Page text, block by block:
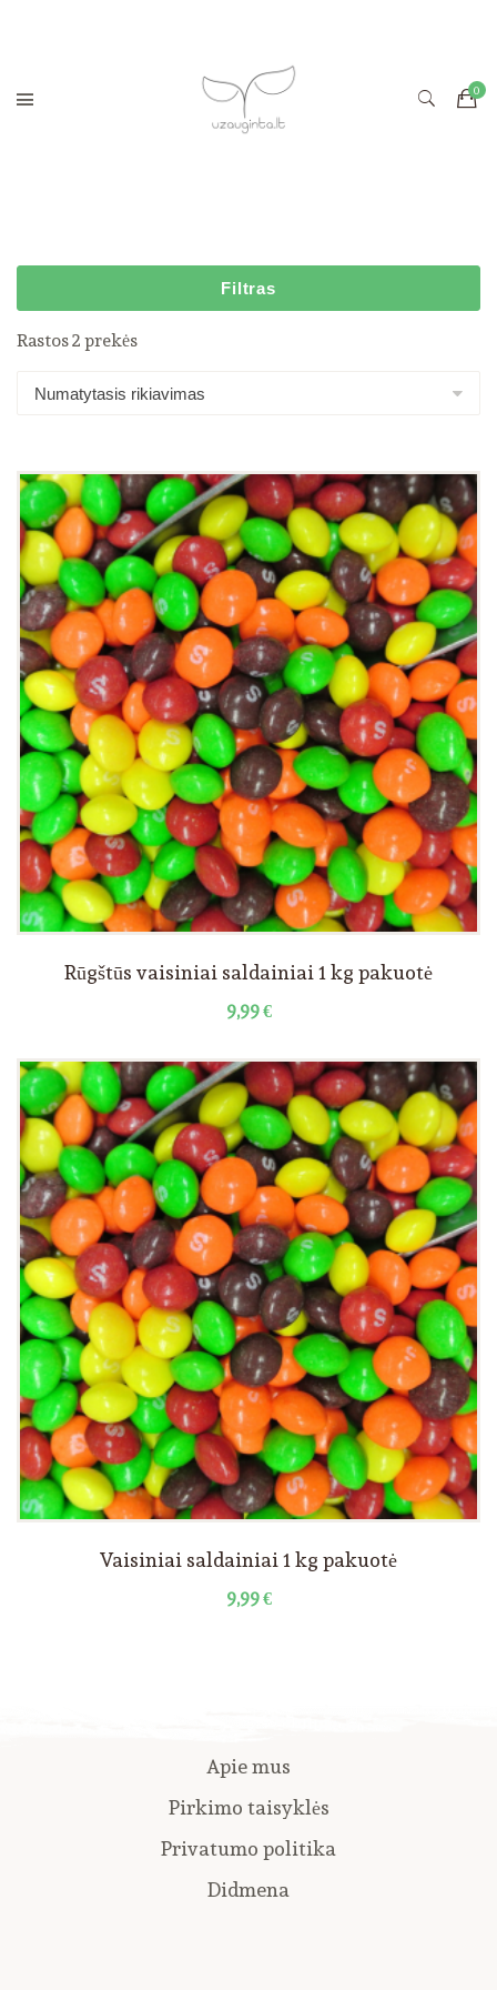
Filtras
Rastos 2 prekės
Rūgštūs vaisiniai saldainiai 1 kg pakuotė
9,99€
Vaisiniai saldainiai 1 kg pakuotė
9,99€
Apie mus
Pirkimo taisyklės
Privatumo politika
Didmena